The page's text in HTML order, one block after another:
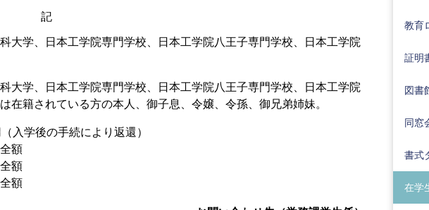
記
大学、日本工学院専門学校、日本工学院八王子専門学校、日本工学院
大学、日本工学院専門学校、日本工学院八王子専門学校、日本工学院
在籍されている方の本人、御子息、令嬢、令孫、御兄弟姉妹。
の手続により返還）
額
額
額
教育
証明
図書
同窓
書式
在学